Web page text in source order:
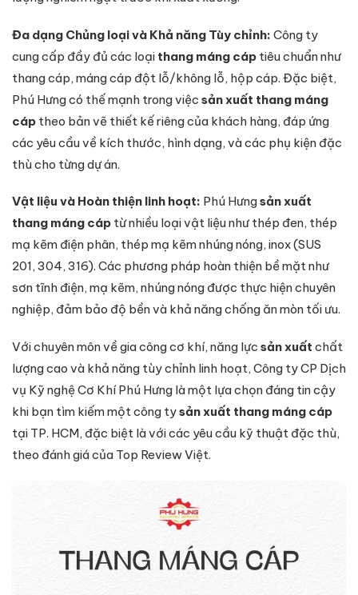
Đa dạng Chủng loại và Khả năng Tùy chỉnh: Công ty
cung cấp đầy đủ các loại thang máng cáp tiêu chuẩn như
thang cáp, máng cáp đột lỗ/không lỗ, hộp cáp. Đặc biệt,
Phú Hưng có thế mạnh trong việc sản xuất thang máng
cáp theo bản vẽ thiết kế riêng của khách hàng, đáp ứng
các yêu cầu về kích thước, hình dạng, và các phụ kiện đặc
thù cho từng dự án.
Vật liệu và Hoàn thiện linh hoạt: Phú Hưngsản xuất
thang máng cáp từ nhiều loại vật liệu như thép đen, thép
mạ kẽm điện phân, thép mạ kẽm nhúng nóng, inox (SUS
201, 304, 316). Các phương pháp hoàn thiện bề mặt như
sơn tĩnh điện, mạ kẽm, nhúng nóng được thực hiện chuyên
nghiệp, đảm bảo độ bền và khả năng chống ăn mòn tối ưu.
Với chuyên môn về gia công cơ khí, năng lực sản xuất chất
lượng cao và khả năng tùy chỉnh linh hoạt, Công ty CP Dịch
vụ Kỹ nghệ Cơ Khí Phú Hưng là một lựa chọn đáng tin cậy
khi bạn tìm kiếm một công tysản xuất thang máng cáp
tại TP. HCM, đặc biệt là với các yêu cầu kỹ thuật đặc thù,
theo đánh giá của Top Review Việt.